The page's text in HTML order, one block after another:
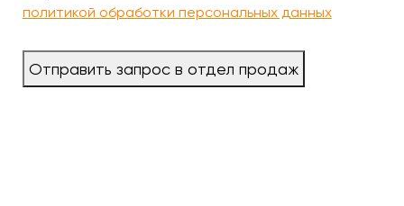
политикой обработки персональных данных
Отправить запрос в отдел продаж